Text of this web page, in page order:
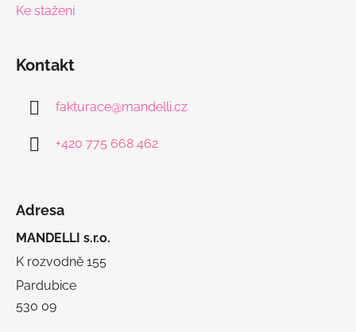
Ke stažení
Kontakt
fakturace@mandelli.cz
+420 775 668 462
Adresa
MANDELLI s.r.o.
K rozvodně 155
Pardubice
530 09